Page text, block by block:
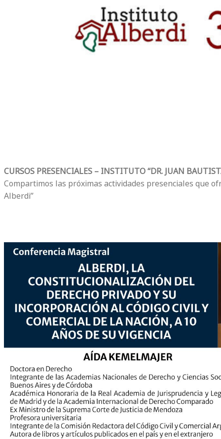
CURSOS PRESENCIALES – INSTITUTO “DR. JUAN
Compartimos las próximas actividades presenciales que
Alberdi”